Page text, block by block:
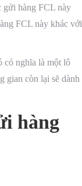
gửi hàng FCL này
FCL này khác với
có nghĩa là một lô
gian còn lại sẽ dành
hàng